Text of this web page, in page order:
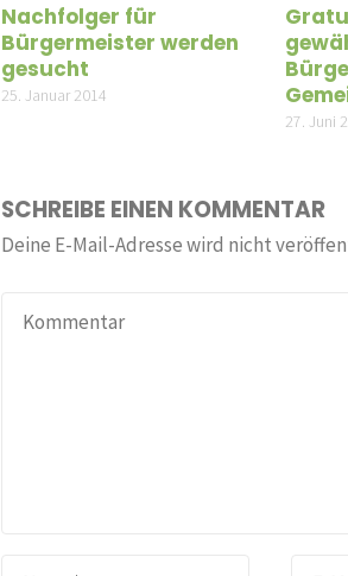
Nachfolger für
Bürgermeister werden
gesucht
25. Januar 2014
27. Juni
SCHREIBE EINEN KOMMENTAR
Deine E-Mail-Adresse wird nicht